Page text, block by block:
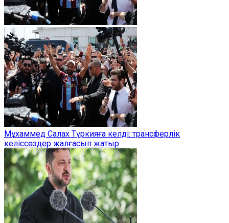
Мұхаммед Салах Түркияға келді: трансферлік
келіссөздер жалғасып жатыр